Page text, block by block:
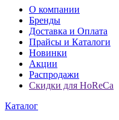
О компании
Бренды
Доставка и Оплата
Прайсы и Каталоги
Новинки
Акции
Распродажи
Скидки для HoReCa
Каталог